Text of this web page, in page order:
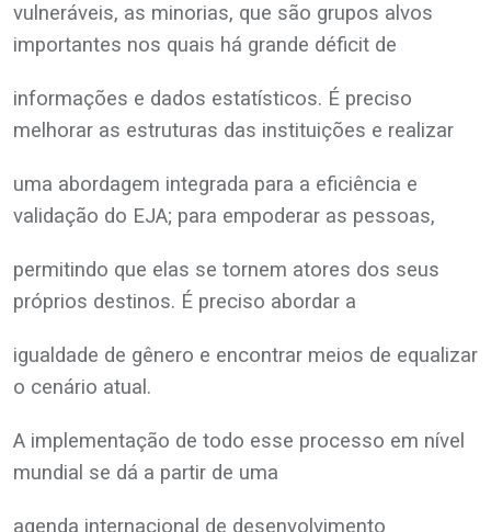
vulneráveis, as minorias, que são grupos alvos
importantes nos quais há grande déficit de
informações e dados estatísticos. É preciso
melhorar as estruturas das instituições e realizar
uma abordagem integrada para a eficiência e
validação do EJA; para empoderar as pessoas,
permitindo que elas se tornem atores dos seus
próprios destinos. É preciso abordar a
igualdade de gênero e encontrar meios de equalizar
o cenário atual.
A implementação de todo esse processo em nível
mundial se dá a partir de uma
agenda internacional de desenvolvimento